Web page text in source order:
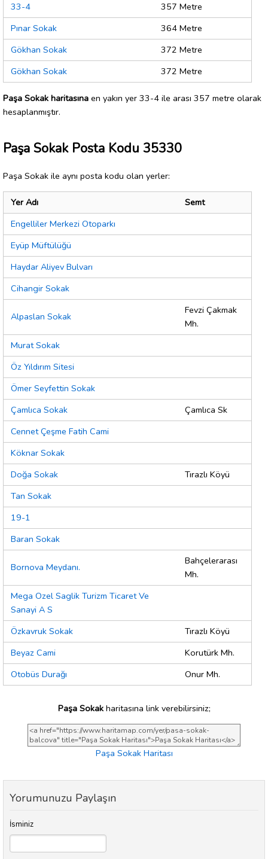
33-4
357 Metre
Pınar Sokak
364 Metre
Gökhan Sokak
372 Metre
Gökhan Sokak
372 Metre
Paşa Sokak haritasına en yakın yer 33-4 ile arası 357 metre olarak
hesaplanmıştır.
Paşa Sokak Posta Kodu 35330
Paşa Sokak ile aynı posta kodu olan yerler:
Yer Adı
Semt
Engelliler Merkezi Otoparkı
Eyüp Müftülüğü
Haydar Aliyev Bulvarı
Cihangir Sokak
Alpaslan Sokak
Fevzi Çakmak
Mh.
Murat Sokak
Öz Yıldırım Sitesi
Ömer Seyfettin Sokak
Çamlıca Sokak
Çamlıca Sk
Cennet Çeşme Fatih Cami
Köknar Sokak
Doğa Sokak
Tırazlı Köyü
Tan Sokak
19-1
Baran Sokak
Bornova Meydanı.
Bahçelerarası
Mh.
Mega Ozel Saglik Turizm Ticaret Ve
Sanayi A S
Özkavruk Sokak
Tırazlı Köyü
Beyaz Cami
Korutürk Mh.
Otobüs Durağı
Onur Mh.
Paşa Sokakharitasına link verebilirsiniz;
Paşa Sokak Haritası
Yorumunuzu Paylaşın
İsminiz